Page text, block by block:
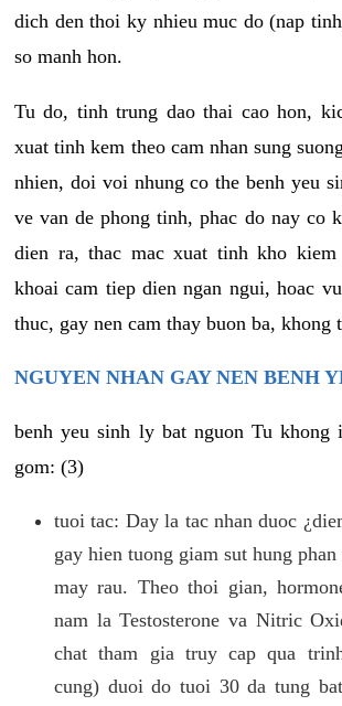
dich den thoi ky nhieu muc do (nap
so manh hon.
Tu do, tinh trung dao thai cao hon,
xuat tinh kem theo cam nhan sung
nhien, doi voi nhung co the benh yeu
ve van de phong tinh, phac do nay co
dien ra, thac mac xuat tinh kho kiem
khoai cam tiep dien ngan ngui, hoac
thuc, gay nen cam thay buon ba, khong
NGUYEN NHAN GAY NEN BENH
benh yeu sinh ly bat nguon Tu khong
gom: (3)
tuoi tac: Day la tac nhan duoc
gay hien tuong giam sut hung
may rau. Theo thoi gian,
nam la Testosterone va Nitric
chat tham gia truy cap qua
cung) duoi do tuoi 30 da tung